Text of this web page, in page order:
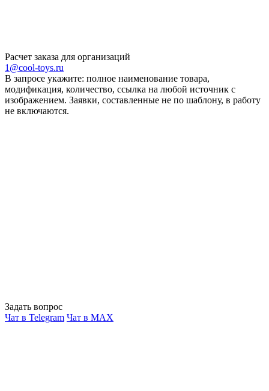
Расчет заказа для организаций
1@cool-toys.ru
В запросе укажите: полное наименование товара,
модификация, количество, ссылка на любой источник с
изображением. Заявки, составленные не по шаблону, в работу
не включаются.
Задать вопрос
Чат в Telegram Чат в MAX